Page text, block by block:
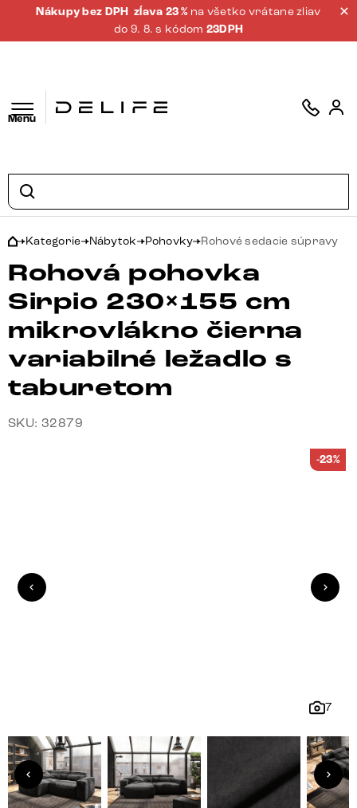
Nákupy bez DPH zĺava 23 % na všetko vrátane zliav
do 9. 8. s kódom 23DPH
Menu
Kategorie Nábytok Pohovky Rohové sedacie súpravy
Rohová pohovka
Sirpio 230×155 cm
mikrovlákno čierna
variabilné ležadlo s
taburetom
SKU: 32879
7
-23%